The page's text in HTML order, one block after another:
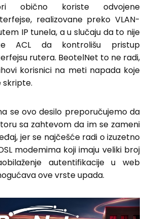
obično koriste odvojene
realizovane preko VLAN-
IP tunela, a u slučaju da to nije
ACL da kontrolišu pristup
rutera. BeotelNet to ne radi,
korisnici na meti napada koje
se ovo desilo preporučujemo da
sa zahtevom da im se zameni
jer se najčešće radi o izuzetno
modemima koji imaju veliki broj
autentifikacije u web
ove vrste upada.